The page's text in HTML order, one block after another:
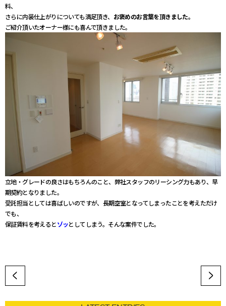
料、
さらに内装仕上がりについても満足頂き、 お褒めのお言葉を頂きました。
ご紹介頂いたオーナー様にも喜んで頂きました。
立地・グレードの良さはもちろんのこと、弊社スタッフのリーシング力もあり、早
期契約となりました。
受託担当としては喜ばしいのですが、長期空室となってしまったことを考えただけ
でも、
保証賃料を考えるとゾッとしてしまう。そんな案件でした。